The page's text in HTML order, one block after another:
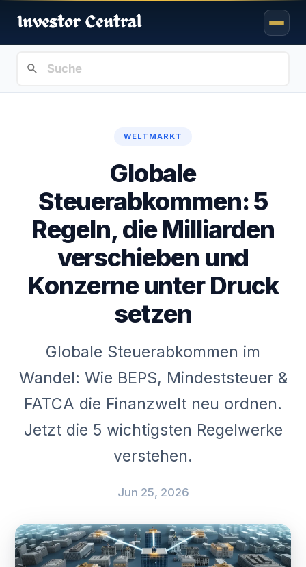
WELTMARKT
Globale
Steuerabkommen: 5
Regeln, die Milliarden
verschieben und
Konzerne unter Druck
setzen
Globale Steuerabkommen im
Wandel: Wie BEPS, Mindeststeuer &
FATCA die Finanzwelt neu ordnen.
Jetzt die 5 wichtigsten Regelwerke
verstehen.
Jun 25, 2026